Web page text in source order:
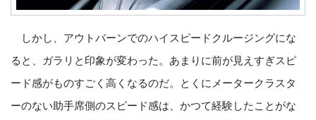
しかし、アウトバーンでのハイスピードクルージングにな
ると、ガラリと印象が変わった。あまりに前が見えすぎスピ
ード感がものすごく高くなるのだ。とくにメータークラスタ
ーのない助手席側のスピード感は、かつて経験したことがな